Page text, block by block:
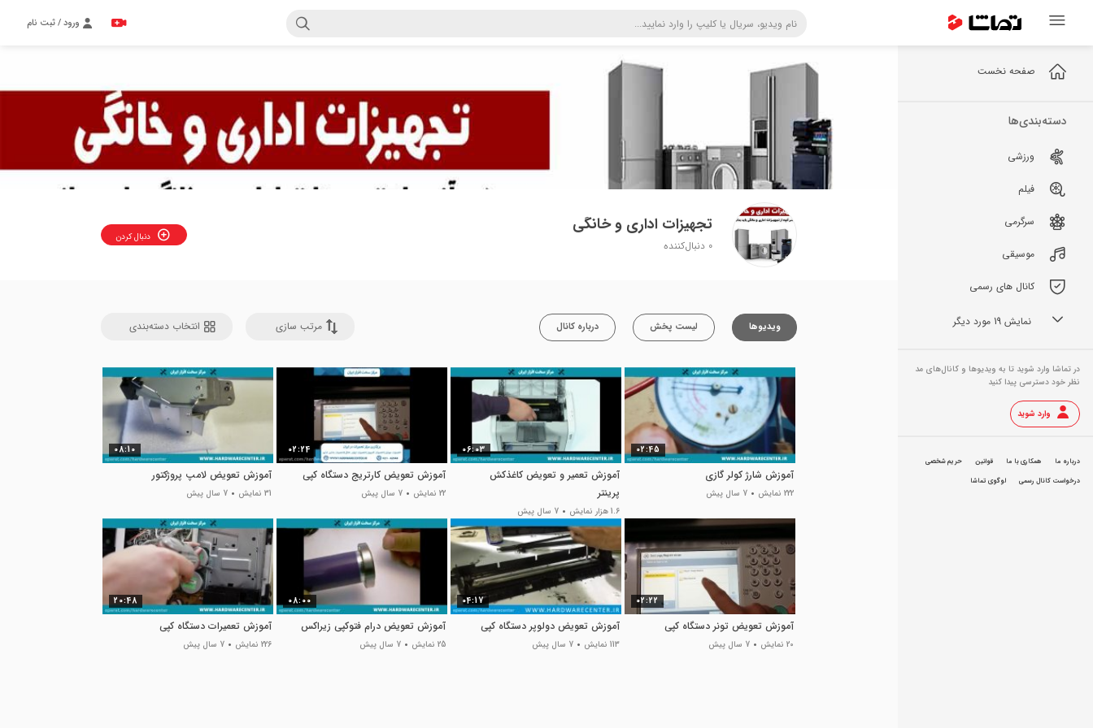
ورود / ثبت نام
صفحه نخست
دسته‌بندی‌ها
ورزشی
فیلم
سرگرمی
موسیقی
کانال های رسمی
نمایش 19 مورد دیگر
در تماشا وارد شوید تا به ویدیو‌ها و کانال‌های مد
نظر خود دسترسی پیدا کنید
وارد شوید
درباره ما همکاری با ما قوانین
حریم شخصی
درخواست کانال رسمی
لوگوی تماشا
تجهیزات اداری و خانگی
0 دنبال‌کننده
دنبال کردن
ویدیوها لیست پخش درباره کانال انتخاب دسته‌بندی مرتب سازی
02:45
آموزش شارژ کولر گازی
222 نمایش 7 سال پیش
06:03
آموزش تعمیر و تعویض کاغذکش
پرینتر
1.6 هزار نمایش 7 سال پیش
02:24
آموزش تعویض کارتریج دستگاه کپی
22 نمایش 7 سال پیش
08:10
آموزش تعویض لامپ پروژکتور
31 نمایش 7 سال پیش
02:22
آموزش تعویض تونر دستگاه کپی
20 نمایش 7 سال پیش
04:17
آموزش تعویض دولوپر دستگاه کپی
113 نمایش 7 سال پیش
08:00
آموزش تعویض درام فتوکپی زیراکس
25 نمایش 7 سال پیش
20:48
آموزش تعمیرات دستگاه کپی
226 نمایش 7 سال پیش